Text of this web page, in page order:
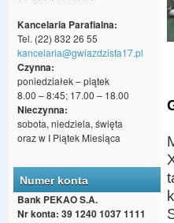
Kancelaria Parafialna:
Tel. (22) 832 26 55
kancelaria@gwiazdzista17.pl
Czynna:
poniedziałek – piątek
8.00 – 8:45; 17.00 – 18.00
Nieczynna:
sobota, niedziela, święta
oraz w I Piątek Miesiąca
Numer konta
Bank PEKAO S.A.
Nr konta: 39 1240 1037 1111